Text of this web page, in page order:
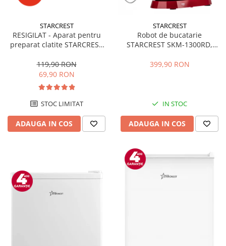
STARCREST
RESIGILAT - Aparat pentru
preparat clatite STARCREST
invelis ceramic antiaderent,
30 cm, Inox / Negru
119,90 RON
69,90 RON
STOC LIMITAT
ADAUGA IN COS
STARCREST
Robot de bucatarie
STARCREST SKM-1300RD,
Accesorii, 10 Viteze + Pulse,
399,90 RON
IN STOC
ADAUGA IN COS